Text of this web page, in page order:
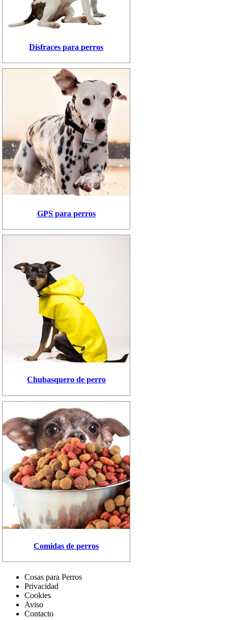
Disfraces para perros
GPS para perros
Chubasquero de perro
Comidas de perros
Cosas para Perros
Privacidad
Cookies
Aviso
Contacto